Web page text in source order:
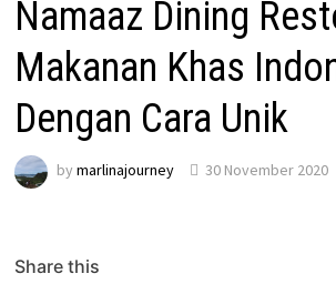
Namaaz Dining
Makanan Khas
Dengan Cara Unik
by marlinajourney 30 November 2020
Share this